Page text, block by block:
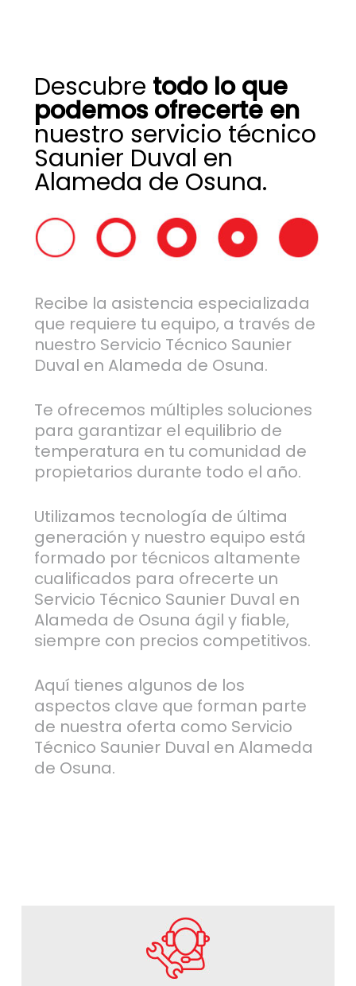
Descubre todo lo que
podemos ofrecerte en
nuestro servicio técnico
Saunier Duval en
Alameda de Osuna.
Recibe la asistencia especializada
que requiere tu equipo, a través de
nuestro Servicio Técnico Saunier
Duval en Alameda de Osuna.
Te ofrecemos múltiples soluciones
para garantizar el equilibrio de
temperatura en tu comunidad de
propietarios durante todo el año.
Utilizamos tecnología de última
generación y nuestro equipo está
formado por técnicos altamente
cualificados para ofrecerte un
Servicio Técnico Saunier Duval en
Alameda de Osuna ágil y fiable,
siempre con precios competitivos.
Aquí tienes algunos de los
aspectos clave que forman parte
de nuestra oferta como Servicio
Técnico Saunier Duval en Alameda
de Osuna.